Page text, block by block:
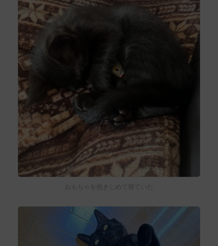
おもちゃを抱きしめて寝ていた